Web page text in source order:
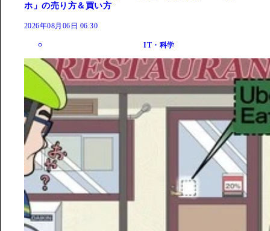
ホ」の売り方＆買い方
2026年08月06日 06:30
IT・科学